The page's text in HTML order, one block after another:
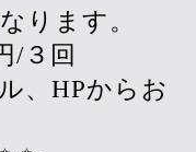
ります。
/３回
、HPからお